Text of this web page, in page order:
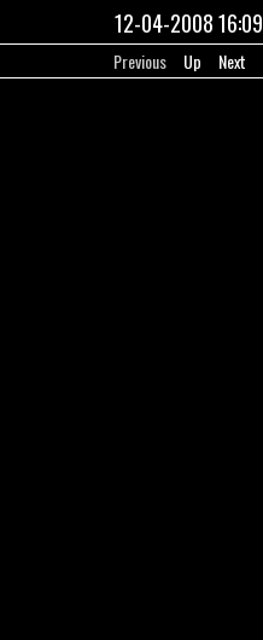
12-04-2008 16:09
Previous Up Next